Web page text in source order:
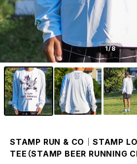
1/8
STAMP RUN & CO｜STAMP
TEE（STAMP BEER RUNNING